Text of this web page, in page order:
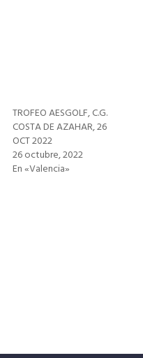
TROFEO AESGOLF, C.G.
COSTA DE AZAHAR, 26
OCT 2022
26 octubre, 2022
En «Valencia»